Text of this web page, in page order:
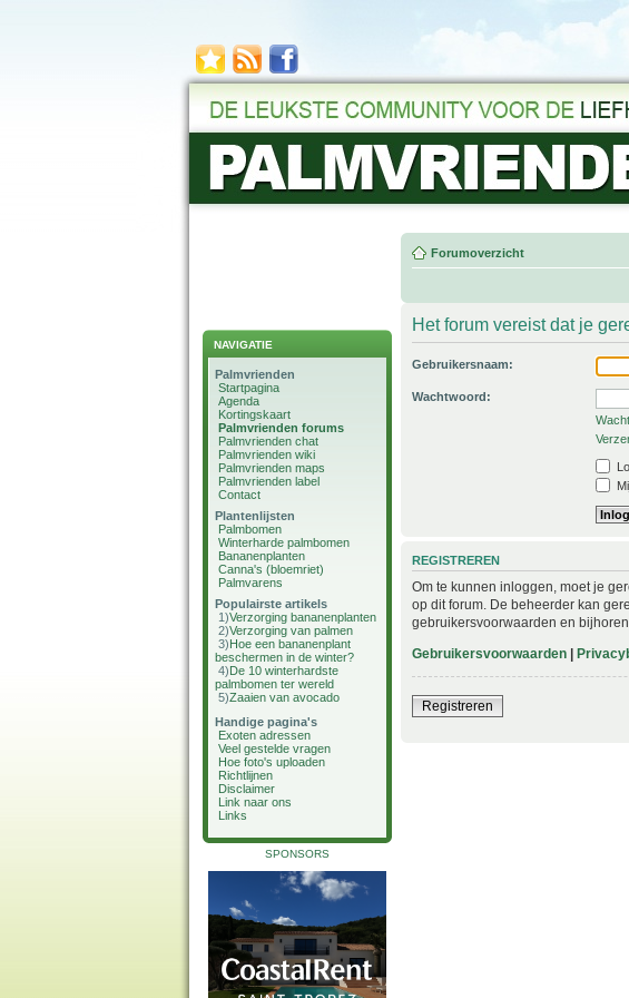
NAVIGATIE
Palmvrienden
Startpagina
Agenda
Kortingskaart
Palmvrienden forums
Palmvrienden chat
Palmvrienden wiki
Palmvrienden maps
Palmvrienden label
Contact
Plantenlijsten
Palmbomen
Winterharde palmbomen
Bananenplanten
Canna's (bloemriet)
Palmvarens
Populairste artikels
1)Verzorging bananenplanten
2)Verzorging van palmen
3)Hoe een bananenplant
beschermen in de winter?
4)De 10 winterhardste
palmbomen ter wereld
5)Zaaien van avocado
Handige pagina's
Exoten adressen
Veel gestelde vragen
Hoe foto's uploaden
Richtlijnen
Disclaimer
Link naar ons
Links
SPONSORS
Forumoverzicht
Het forum vereist dat je
Gebruikersnaam:
Wachtwoord:
REGISTREREN
Om te kunnen inloggen, moet je
op dit forum. De beheerder kan
gebruikersvoorwaarden en
Gebruikersvoorwaarden |
Registreren